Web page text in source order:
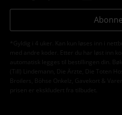
*Gyldig i 4 uker. Kan kun løses inn i
med andre koder. Etter du har løst inn
automatisk legges til bestillingen din.
(Till) Lindemann, Die Ärzte, Die Toten
Broilers, Böhse Onkelz, Gavekort &
prisen er ekskludert fra tilbudet.